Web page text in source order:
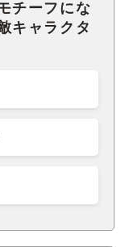
チーフにな
キャラクタ